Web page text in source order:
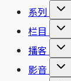
系列
栏目
播客
影音